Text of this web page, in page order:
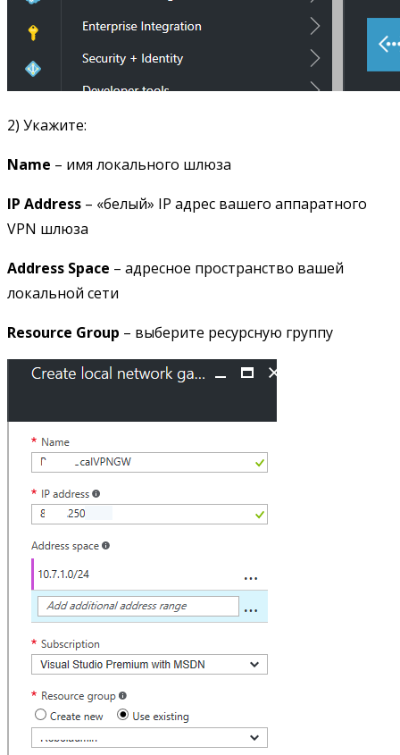
2) Укажите:
Name – имя локального шлюза
IP Address – «белый» IP адрес вашего аппаратного
VPN шлюза
Address Space – адресное пространство вашей
локальной сети
Resource Group – выберите ресурсную группу